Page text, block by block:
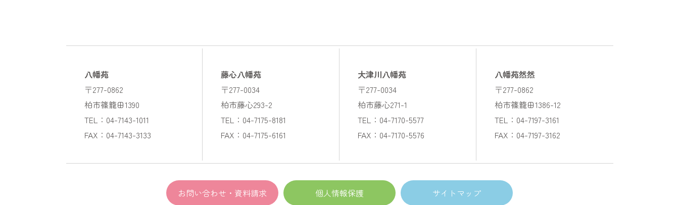
八幡苑
〒277-0862
柏市篠籠田1390
TEL：04-7143-1011
FAX：04-7143-3133
藤心八幡苑
〒277-0034
柏市藤心293-2
TEL：04-7175-8181
FAX：04-7175-6161
大津川八幡苑
〒277-0034
柏市藤心271-1
TEL：04-7170-5577
FAX：04-7170-5576
八幡苑然然
〒277-0862
柏市篠籠田1386-12
TEL：04-7197-3161
FAX：04-7197-3162
お問い合わせ・資料請求 個人情報保護 サイトマップ